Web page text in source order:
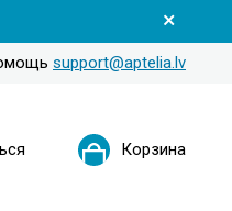
support@aptelia.lv
Корзина